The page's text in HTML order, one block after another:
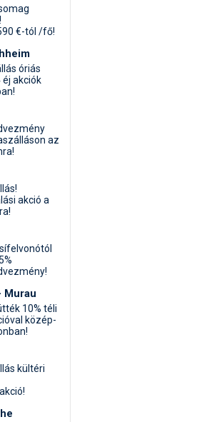
€-tól /fő!
óriás
éj akciók
az
akció a
Murau
10% téli
közép-
kültéri